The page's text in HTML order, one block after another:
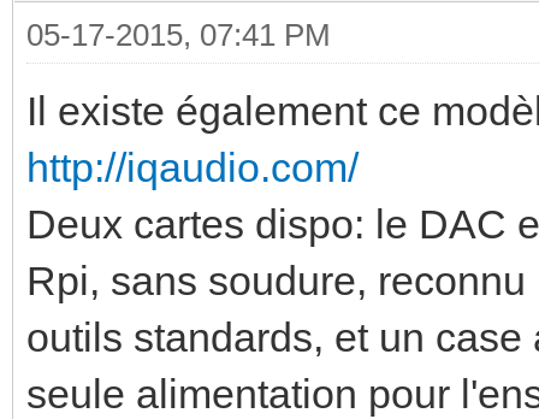
05-17-2015, 07:41 PM
Il existe également ce
http://iqaudio.com/
Deux cartes dispo: le DAC
Rpi, sans soudure,
outils standards, et un
seule alimentation pour